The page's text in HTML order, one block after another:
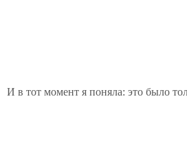
И в тот момент я поняла: это было